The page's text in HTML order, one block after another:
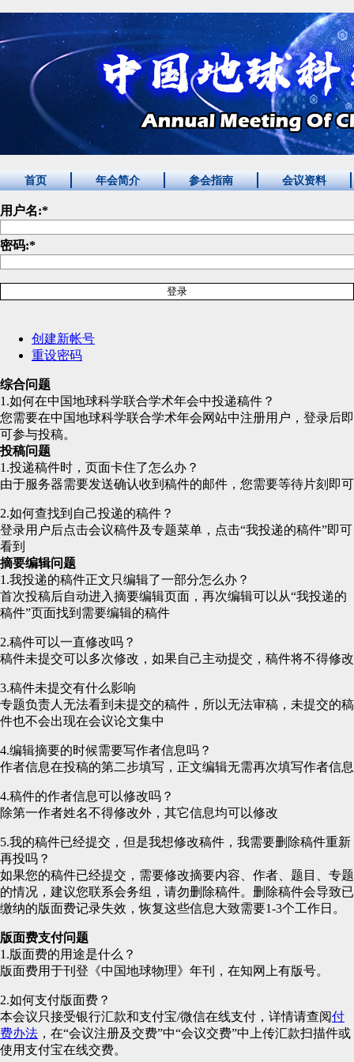
首页 年会简介 参会指南 会议资料
用户名:*
密码:*
创建新帐号
重设密码
综合问题
1.如何在中国地球科学联合学术年会中投递稿件？
您需要在中国地球科学联合学术年会网站中注册用户，登录后即
可参与投稿。
投稿问题
1.投递稿件时，页面卡住了怎么办？
由于服务器需要发送确认收到稿件的邮件，您需要等待片刻即可
2.如何查找到自己投递的稿件？
登录用户后点击会议稿件及专题菜单，点击“我投递的稿件”即可
看到
摘要编辑问题
1.我投递的稿件正文只编辑了一部分怎么办？
首次投稿后自动进入摘要编辑页面，再次编辑可以从“我投递的
稿件”页面找到需要编辑的稿件
2.稿件可以一直修改吗？
稿件未提交可以多次修改，如果自己主动提交，稿件将不得修改
3.稿件未提交有什么影响
专题负责人无法看到未提交的稿件，所以无法审稿，未提交的稿
件也不会出现在会议论文集中
4.编辑摘要的时候需要写作者信息吗？
作者信息在投稿的第二步填写，正文编辑无需再次填写作者信息
4.稿件的作者信息可以修改吗？
除第一作者姓名不得修改外，其它信息均可以修改
5.我的稿件已经提交，但是我想修改稿件，我需要删除稿件重新
再投吗？
如果您的稿件已经提交，需要修改摘要内容、作者、题目、专题
的情况，建议您联系会务组，请勿删除稿件。删除稿件会导致已
缴纳的版面费记录失效，恢复这些信息大致需要1-3个工作日。
版面费支付问题
1.版面费的用途是什么？
版面费用于刊登《中国地球物理》年刊，在知网上有版号。
2.如何支付版面费？
本会议只接受银行汇款和支付宝/微信在线支付，详情请查阅付
费办法 ，在“会议注册及交费”中“会议交费”中上传汇款扫描件或
使用支付宝在线交费。